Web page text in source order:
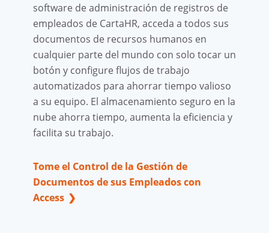
software de administración de registros de
empleados de CartaHR, acceda a todos sus
documentos de recursos humanos en
cualquier parte del mundo con solo tocar un
botón y configure flujos de trabajo
automatizados para ahorrar tiempo valioso
a su equipo. El almacenamiento seguro en la
nube ahorra tiempo, aumenta la eficiencia y
facilita su trabajo.
Tome el Control de la Gestión de
Documentos de sus Empleados con
Access